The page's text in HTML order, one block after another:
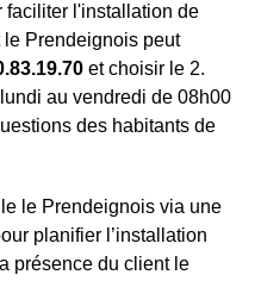
faciliter l'installation de
le Prendeignois peut
et choisir le 2.
au vendredi de 08h00
des habitants de
le Prendeignois via une
planifier l’installation
présence du client le